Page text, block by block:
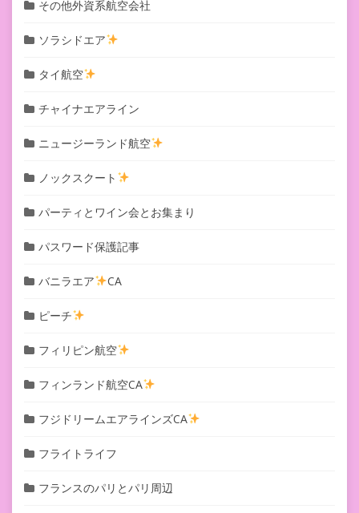
その他外資系航空会社
ソラシドエア
タイ航空
チャイナエアライン
ニュージーランド航空
ノックスクート
パーティとワイン会とお集まり
パスワード保護記事
バニラエア CA
ピーチ
フィリピン航空
フィンランド航空CA
フジドリームエアラインズCA
フライトライフ
フランスのパリとパリ周辺